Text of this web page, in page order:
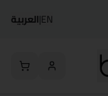
EN
|العربية